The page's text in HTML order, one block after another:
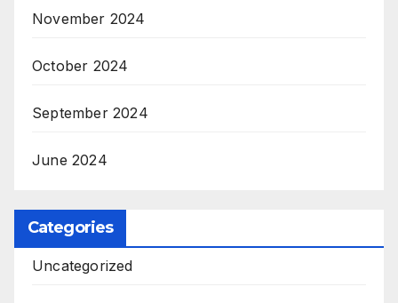
November 2024
October 2024
September 2024
June 2024
Categories
Uncategorized